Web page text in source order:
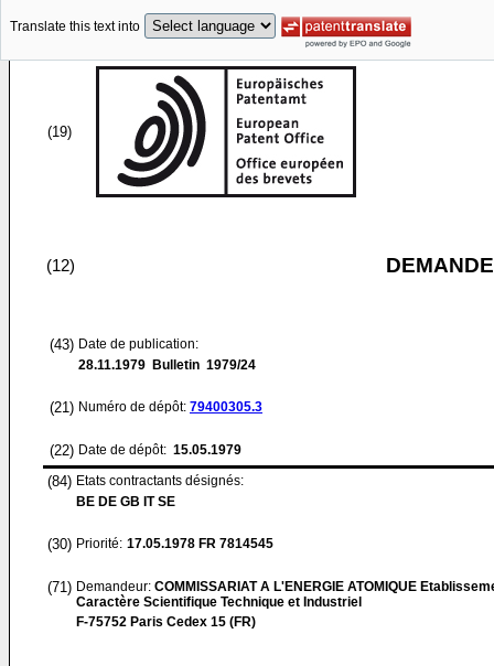
Translate this text into
(19)
(12)
(43) Date de publication:
28.11.1979 Bulletin 1979/24
(21) Numéro de dépôt: 79400305.3
(22) Date de dépôt: 15.05.1979
(84) Etats contractants désignés:
BE DE GB IT SE
(30) Priorité: 17.05.1978 FR 7814545
(71) Demandeur: COMMISSARIAT A L'ENERGIE ATOMIQUE
Caractère Scientifique Technique et Industriel
F-75752 Paris Cedex 15 (FR)